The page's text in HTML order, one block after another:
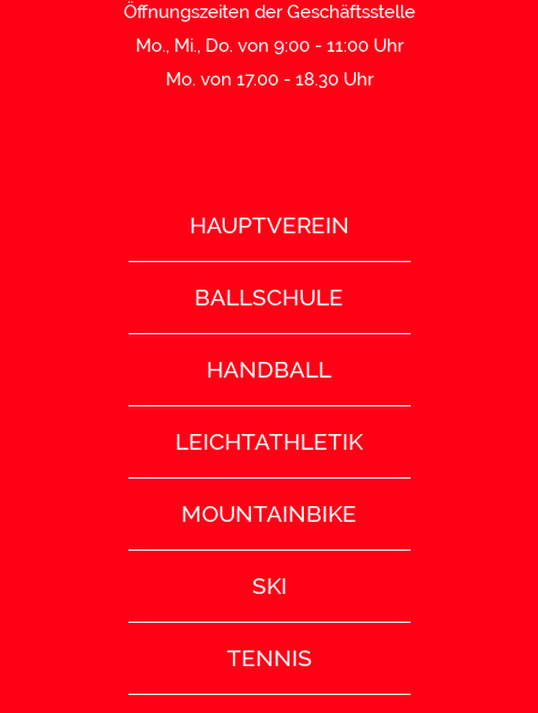
Öffnungszeiten der Geschäftsstelle
Mo., Mi., Do. von 9:00 - 11:00 Uhr
Mo. von 17.00 - 18.30 Uhr
HAUPTVEREIN
BALLSCHULE
HANDBALL
LEICHTATHLETIK
MOUNTAINBIKE
SKI
TENNIS